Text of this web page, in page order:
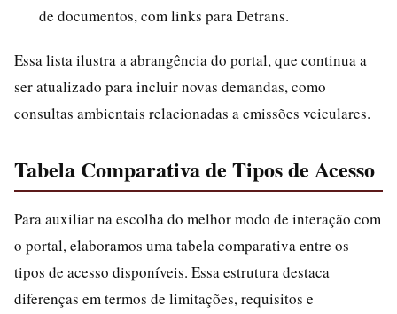
de documentos, com links para Detrans.
Essa lista ilustra a abrangência do portal, que continua a
ser atualizado para incluir novas demandas, como
consultas ambientais relacionadas a emissões veiculares.
Tabela Comparativa de Tipos de Acesso
Para auxiliar na escolha do melhor modo de interação com
o portal, elaboramos uma tabela comparativa entre os
tipos de acesso disponíveis. Essa estrutura destaca
diferenças em termos de limitações, requisitos e